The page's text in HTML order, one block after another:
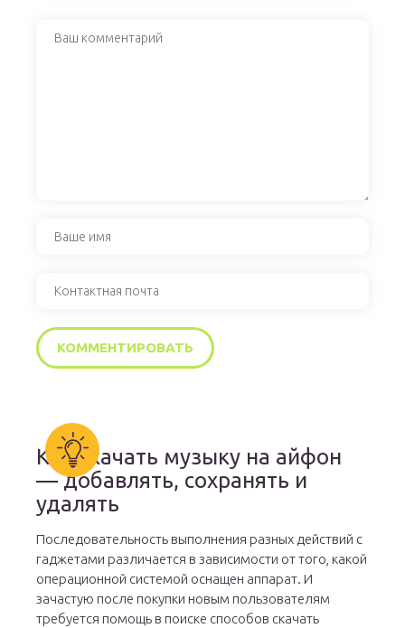
Как скачать музыку на айфон
— добавлять, сохранять и
удалять
Последовательность выполнения разных действий с
гаджетами различается в зависимости от того, какой
операционной системой оснащен аппарат. И
зачастую после покупки новым пользователям
требуется помощь в поиске способов скачать